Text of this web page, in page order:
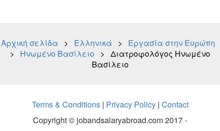
Αρχική σελίδα > Ελληνικά > Εργασία στην Ευρώπη
> Ηνωμένο Βασίλειο > Διατροφολόγος Ηνωμένο
Βασίλειο
Terms & Conditions| Privacy Policy| Contact
Copyright © jobandsalaryabroad.com 2017 -